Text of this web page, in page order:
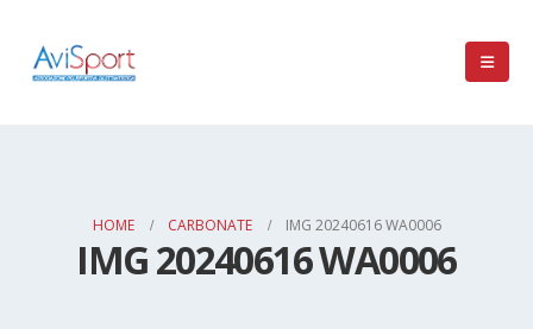
HOME CARBONATE IMG 20240616 WA0006
IMG 20240616 WA0006